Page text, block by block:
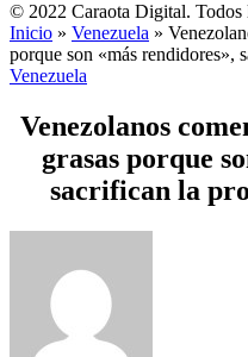
© 2022 Caraota Digital. Todos
Inicio » Venezuela »
porque son «más rendidores»,
Venezuela
Venezolanos
grasas porque
sacrifican la